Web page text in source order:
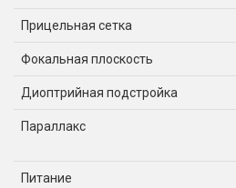
Прицельная сетка
Фокальная плоскость
Диоптрийная подстройка
Параллакс
Питание